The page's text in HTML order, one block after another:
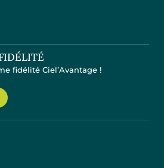
fidélité Ciel’Avantage !